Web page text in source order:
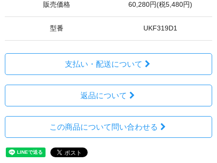
販売価格 60,280円(税5,480円)
型番 UKF319D1
支払い・配送について
返品について
この商品について問い合わせる